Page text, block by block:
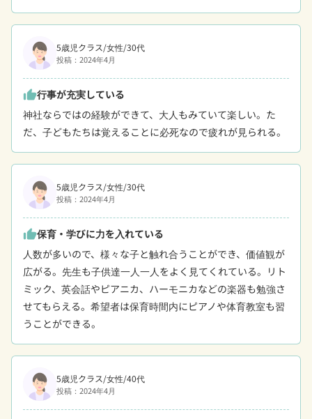
5歳児クラス/女性/30代
投稿：2024年4月
thumb_up行事が充実している
神社ならではの経験ができて、大人もみていて楽しい。た
だ、子どもたちは覚えることに必死なので疲れが見られる。
5歳児クラス/女性/30代
投稿：2024年4月
thumb_up保育・学びに力を入れている
人数が多いので、様々な子と触れ合うことができ、価値観が
広がる。先生も子供達一人一人をよく見てくれている。リト
ミック、英会話やピアニカ、ハーモニカなどの楽器も勉強さ
せてもらえる。希望者は保育時間内にピアノや体育教室も習
うことができる。
5歳児クラス/女性/40代
投稿：2024年4月